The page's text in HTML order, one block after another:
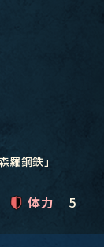
羅鋼鉄」
体力 5